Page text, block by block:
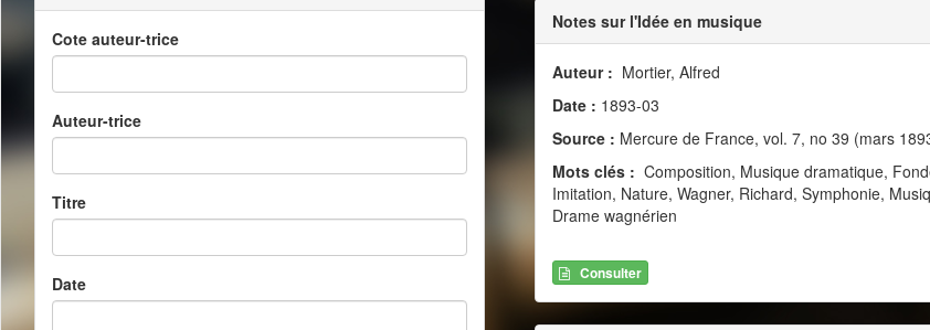
Cote auteur-trice
Auteur-trice
Titre
Date
Notes sur l'Idée en musique
Auteur : Mortier, Alfred
Date : 1893-03
Source : Mercure de France, vol. 7, no 39 (mars
Mots clés : Composition, Musique dramatique,
Imitation, Nature, Wagner, Richard, Symphonie,
Drame wagnérien
Consulter